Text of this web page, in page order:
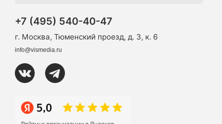
+7 (495) 540-40-47
г. Москва, Тюменский проезд, д. 3, к. 6
info@vismedia.ru